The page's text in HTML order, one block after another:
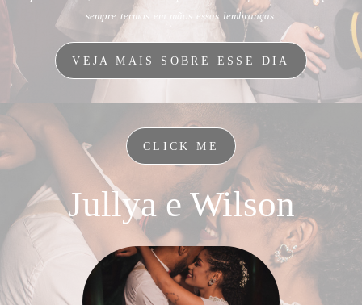
sempre termos em mãos essas lembranças.
VEJA MAIS SOBRE ESSE DIA
CLICK ME
Jullya e Wilson